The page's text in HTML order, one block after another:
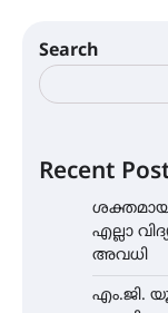
Search
Recent
എല്ലാ
അവധി
എം.ജി.